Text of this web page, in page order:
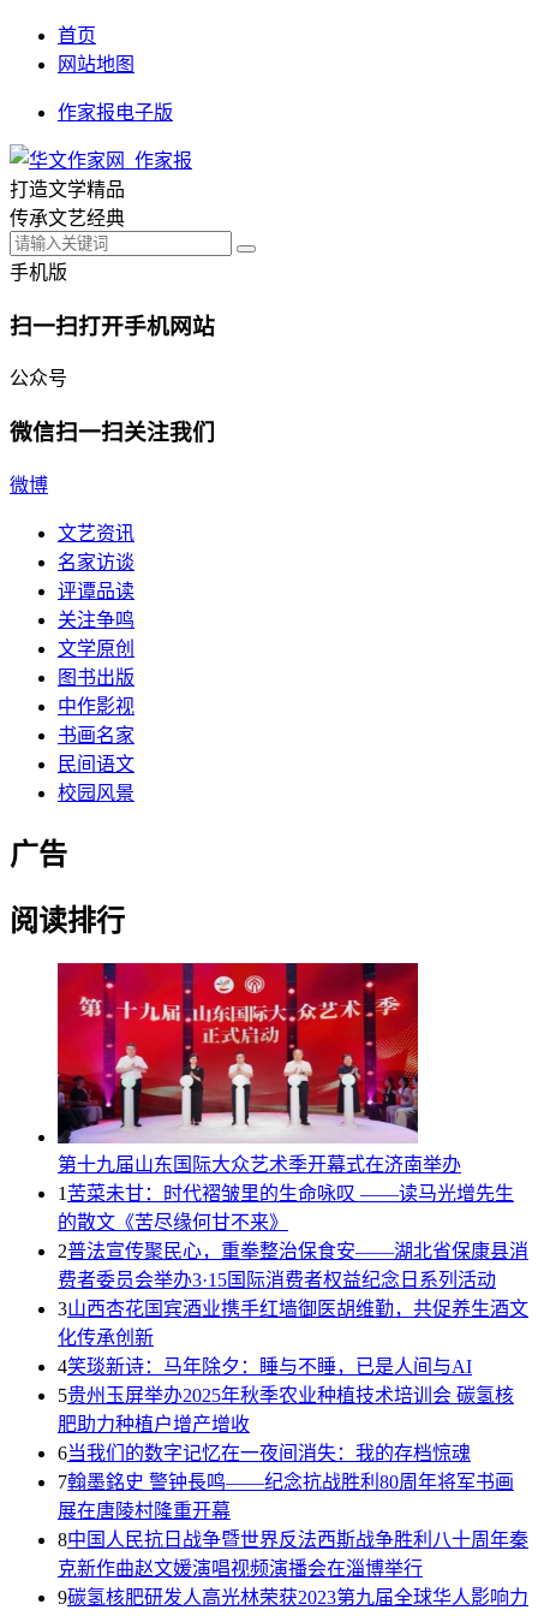
首页
网站地图
作家报电子版
打造文学精品
传承文艺经典
手机版
扫一扫打开手机网站
公众号
微信扫一扫关注我们
微博
文艺资讯
名家访谈
评谭品读
关注争鸣
文学原创
图书出版
中作影视
书画名家
民间语文
校园风景
广告
阅读排行
第十九届山东国际大众艺术季开幕式在济南举办
1 苦菜未甘：时代褶皱里的生命咏叹 ——读马光增先生
的散文《苦尽缘何甘不来》
2普法宣传聚民心，重拳整治保食安——湖北省保康县消
费者委员会举办3·15国际消费者权益纪念日系列活动
3山西杏花国宾酒业携手红墙御医胡维勤，共促养生酒文
化传承创新
4笑琰新诗：马年除夕：睡与不睡，已是人间与AI
5贵州玉屏举办2025年秋季农业种植技术培训会 碳氢核
肥助力种植户增产增收
6当我们的数字记忆在一夜间消失：我的存档惊魂
7翰墨銘史 警钟長鸣——纪念抗战胜利80周年将军书画
展在唐陵村隆重开幕
8中国人民抗日战争暨世界反法西斯战争胜利八十周年秦
克新作曲赵文媛演唱视频演播会在淄博举行
9碳氢核肥研发人高光林荣获2023第九届全球华人影响力